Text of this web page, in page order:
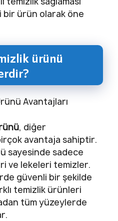
bir ürün olarak öne
ürünü
Avantajları
, diğer
avantaja sahiptir.
sayesinde sadece
ve lekeleri temizler.
güvenli bir şekilde
temizlik ürünleri
tüm yüzeylerde